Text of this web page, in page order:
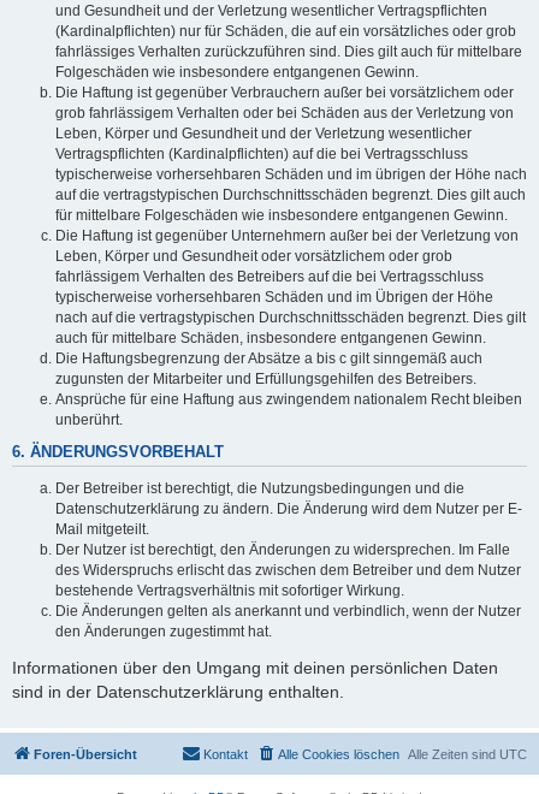
und Gesundheit und der Verletzung wesentlicher Vertragspflichten
(Kardinalpflichten) nur für Schäden, die auf ein vorsätzliches oder grob
fahrlässiges Verhalten zurückzuführen sind. Dies gilt auch für mittelbare
Folgeschäden wie insbesondere entgangenen Gewinn.
Die Haftung ist gegenüber Verbrauchern außer bei vorsätzlichem oder
grob fahrlässigem Verhalten oder bei Schäden aus der Verletzung von
Leben, Körper und Gesundheit und der Verletzung wesentlicher
Vertragspflichten (Kardinalpflichten) auf die bei Vertragsschluss
typischerweise vorhersehbaren Schäden und im übrigen der Höhe nach
auf die vertragstypischen Durchschnittsschäden begrenzt. Dies gilt auch
für mittelbare Folgeschäden wie insbesondere entgangenen Gewinn.
Die Haftung ist gegenüber Unternehmern außer bei der Verletzung von
Leben, Körper und Gesundheit oder vorsätzlichem oder grob
fahrlässigem Verhalten des Betreibers auf die bei Vertragsschluss
typischerweise vorhersehbaren Schäden und im Übrigen der Höhe
nach auf die vertragstypischen Durchschnittsschäden begrenzt. Dies gilt
auch für mittelbare Schäden, insbesondere entgangenen Gewinn.
Die Haftungsbegrenzung der Absätze a bis c gilt sinngemäß auch
zugunsten der Mitarbeiter und Erfüllungsgehilfen des Betreibers.
Ansprüche für eine Haftung aus zwingendem nationalem Recht bleiben
unberührt.
6. ÄNDERUNGSVORBEHALT
Der Betreiber ist berechtigt, die Nutzungsbedingungen und die
Datenschutzerklärung zu ändern. Die Änderung wird dem Nutzer per E-
Mail mitgeteilt.
Der Nutzer ist berechtigt, den Änderungen zu widersprechen. Im Falle
des Widerspruchs erlischt das zwischen dem Betreiber und dem Nutzer
bestehende Vertragsverhältnis mit sofortiger Wirkung.
Die Änderungen gelten als anerkannt und verbindlich, wenn der Nutzer
den Änderungen zugestimmt hat.
Informationen über den Umgang mit deinen persönlichen Daten
sind in der Datenschutzerklärung enthalten.
Foren-Übersicht Alle Zeiten sind UTC
Alle Cookies löschen
Kontakt